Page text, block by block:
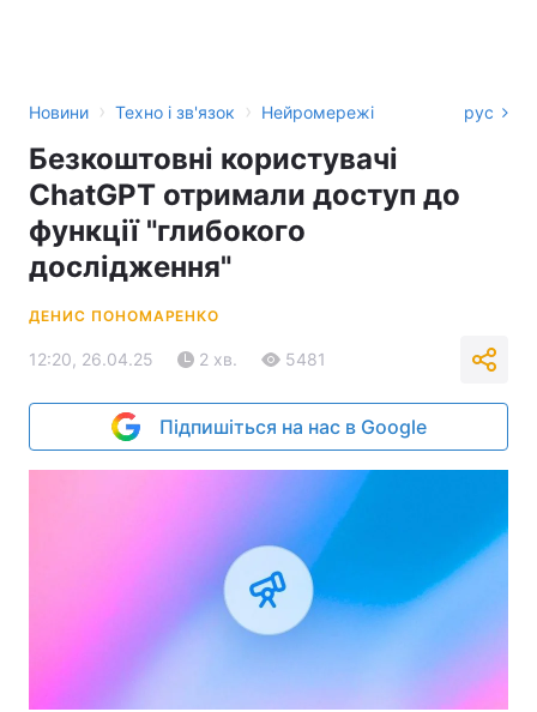
Новини › Техно і зв'язок › Нейромережі рус
Безкоштовні користувачі
ChatGPT отримали доступ до
функції "глибокого
дослідження"
ДЕНИС ПОНОМАРЕНКО
12:20, 26.04.25 2 хв. 5481
Підпишіться на нас в Google